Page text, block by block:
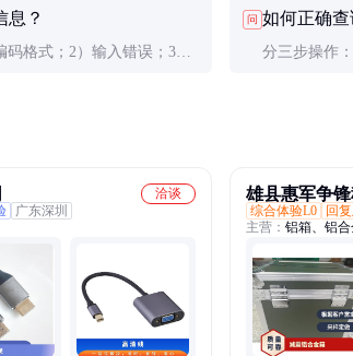
息？
码格式；2）输入错误；3）
问 如何正确查
分三步操作
洽谈
广东深圳
雄县惠军争
综合体验L0
回
主营： 铝箱、铝
箱、航空箱、工
指挥作业箱、侦
箱、舞台道具箱
箱、铝合金航空